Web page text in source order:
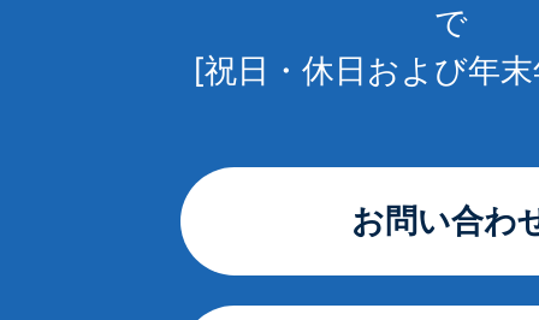
で
[祝日・休日および年
お問い合わ